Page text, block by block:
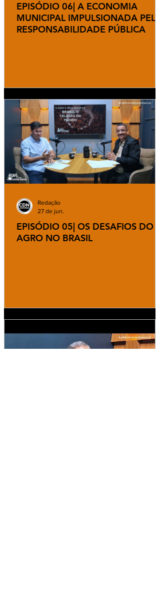
EPISÓDIO 06| A ECONOMIA
MUNICIPAL IMPULSIONADA PELA
RESPONSABILIDADE PÚBLICA
EPISÓDIO 05| OS DESAFIOS DO
AGRO NO BRASIL
Redação
27 de jun.